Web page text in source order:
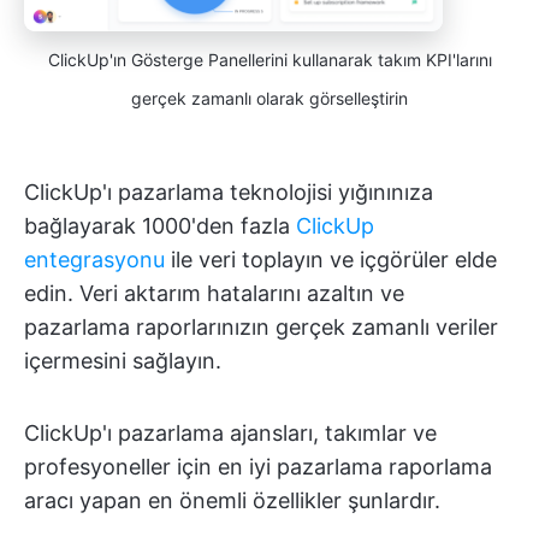
ClickUp'ın Gösterge Panellerini kullanarak takım KPI'larını
gerçek zamanlı olarak görselleştirin
ClickUp'ı pazarlama teknolojisi yığınınıza
bağlayarak 1000'den fazla ClickUp
entegrasyonu ile veri toplayın ve içgörüler elde
edin. Veri aktarım hatalarını azaltın ve
pazarlama raporlarınızın gerçek zamanlı veriler
içermesini sağlayın.
ClickUp'ı pazarlama ajansları, takımlar ve
profesyoneller için en iyi pazarlama raporlama
aracı yapan en önemli özellikler şunlardır.